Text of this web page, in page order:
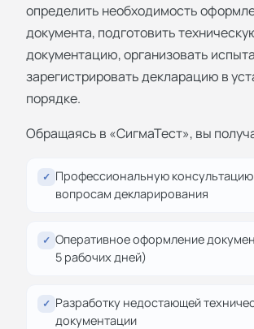
определить необходимость
документа, подготовить
документацию, организовать
зарегистрировать декларацию в
порядке.
Обращаясь в «СигмаТест», вы
✓ Профессиональную
вопросам декларирования
✓ Оперативное оформление
5 рабочих дней)
✓ Разработку недостающей
документации